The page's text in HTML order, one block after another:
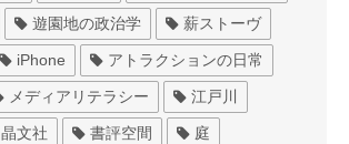
遊園地の政治学 薪ストーヴ
iPhone アトラクションの日常
メディアリテラシー 江戸川
晶文社 書評空間 庭